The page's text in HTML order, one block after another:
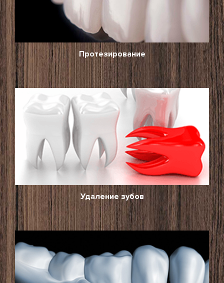
Протезирование
Удаление зубов